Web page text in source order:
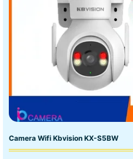
Camera Wifi Kbvision KX-S5BW